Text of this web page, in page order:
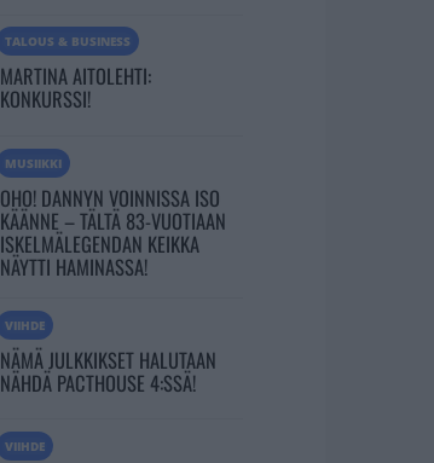
TALOUS & BUSINESS
MARTINA AITOLEHTI:
KONKURSSI!
MUSIIKKI
OHO! DANNYN VOINNISSA ISO
KÄÄNNE – TÄLTÄ 83-VUOTIAAN
ISKELMÄLEGENDAN KEIKKA
NÄYTTI HAMINASSA!
VIIHDE
NÄMÄ JULKKIKSET HALUTAAN
NÄHDÄ PACTHOUSE 4:SSÄ!
VIIHDE